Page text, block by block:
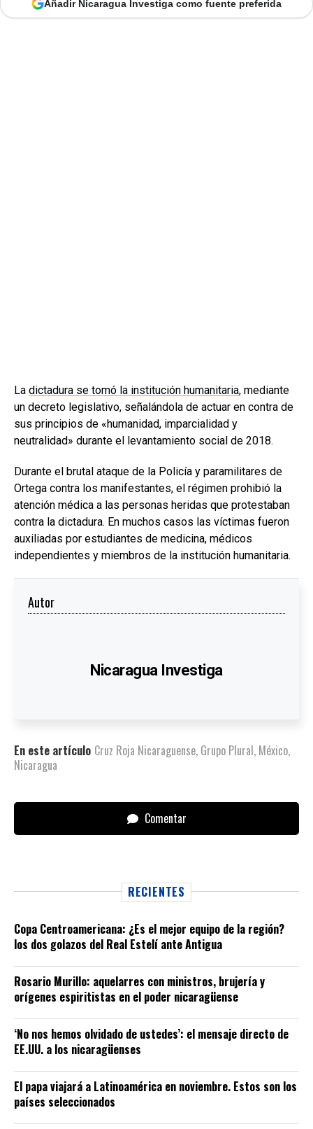
Añadir Nicaragua Investiga como fuente preferida
La dictadura se tomó la institución humanitaria, mediante
un decreto legislativo, señalándola de actuar en contra de
sus principios de «humanidad, imparcialidad y
neutralidad» durante el levantamiento social de 2018.
Durante el brutal ataque de la Policía y paramilitares de
Ortega contra los manifestantes, el régimen prohibió la
atención médica a las personas heridas que protestaban
contra la dictadura. En muchos casos las víctimas fueron
auxiliadas por estudiantes de medicina, médicos
independientes y miembros de la institución humanitaria.
Autor
Nicaragua Investiga
En este artículo Cruz Roja Nicaraguense, Grupo Plural, México,
Nicaragua
Comentar
RECIENTES
Copa Centroamericana: ¿Es el mejor equipo de la región?
los dos golazos del Real Estelí ante Antigua
Rosario Murillo: aquelarres con ministros, brujería y
orígenes espiritistas en el poder nicaragüense
‘No nos hemos olvidado de ustedes’: el mensaje directo de
EE.UU. a los nicaragüenses
El papa viajará a Latinoamérica en noviembre. Estos son los
países seleccionados